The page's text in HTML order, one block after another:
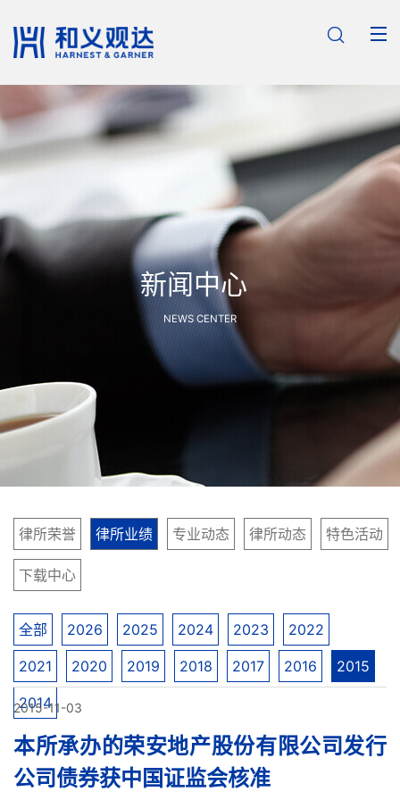

新闻中心
NEWS CENTER
律所荣誉 律所业绩 专业动态 律所动态 特色活动
下载中心
全部 2026 2025 2024 2023 2022
2021 2020 2019 2018 2017 2016 2015
2014
2015-11-03
本所承办的荣安地产股份有限公司发行
公司债券获中国证监会核准